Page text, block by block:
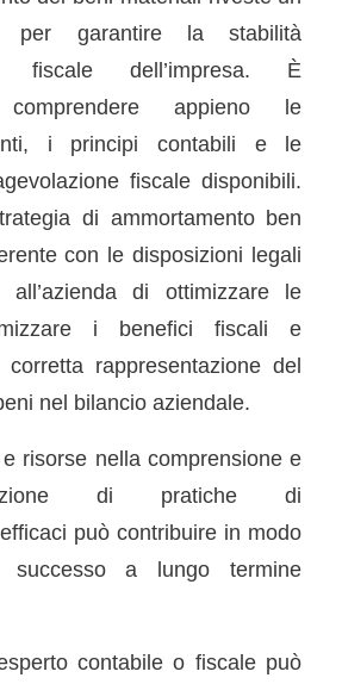
per garantire la stabilità
fiscale dell’impresa. È
comprendere appieno le
i principi contabili e le
fiscale disponibili.
di ammortamento ben
con le disposizioni legali
all’azienda di ottimizzare le
i benefici fiscali e
rappresentazione del
nel bilancio aziendale.
risorse nella comprensione e
di pratiche di
può contribuire in modo
successo a lungo termine
contabile o fiscale può